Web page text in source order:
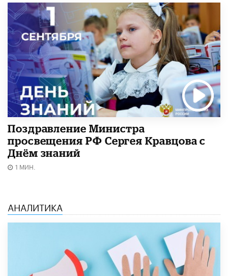
Поздравление Министра
просвещения РФ Сергея Кравцова с
Днём знаний
1 МИН.
АНАЛИТИКА